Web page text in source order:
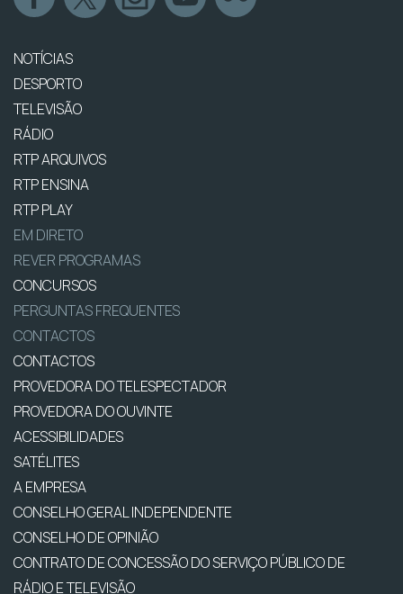
NOTÍCIAS
DESPORTO
TELEVISÃO
RÁDIO
RTP ARQUIVOS
RTP ENSINA
RTP PLAY
EM DIRETO
REVER PROGRAMAS
CONCURSOS
PERGUNTAS FREQUENTES
CONTACTOS
CONTACTOS
PROVEDORA DO TELESPECTADOR
PROVEDORA DO OUVINTE
ACESSIBILIDADES
SATÉLITES
A EMPRESA
CONSELHO GERAL INDEPENDENTE
CONSELHO DE OPINIÃO
CONTRATO DE CONCESSÃO DO SERVIÇO PÚBLICO DE
RÁDIO E TELEVISÃO